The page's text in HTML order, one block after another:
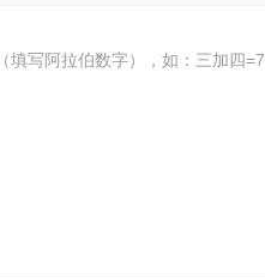
填写阿拉伯数字），如：三加四=7